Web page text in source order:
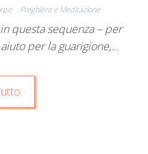
Preghiera e Meditazione
questa sequenza – per
per la guarigione,…